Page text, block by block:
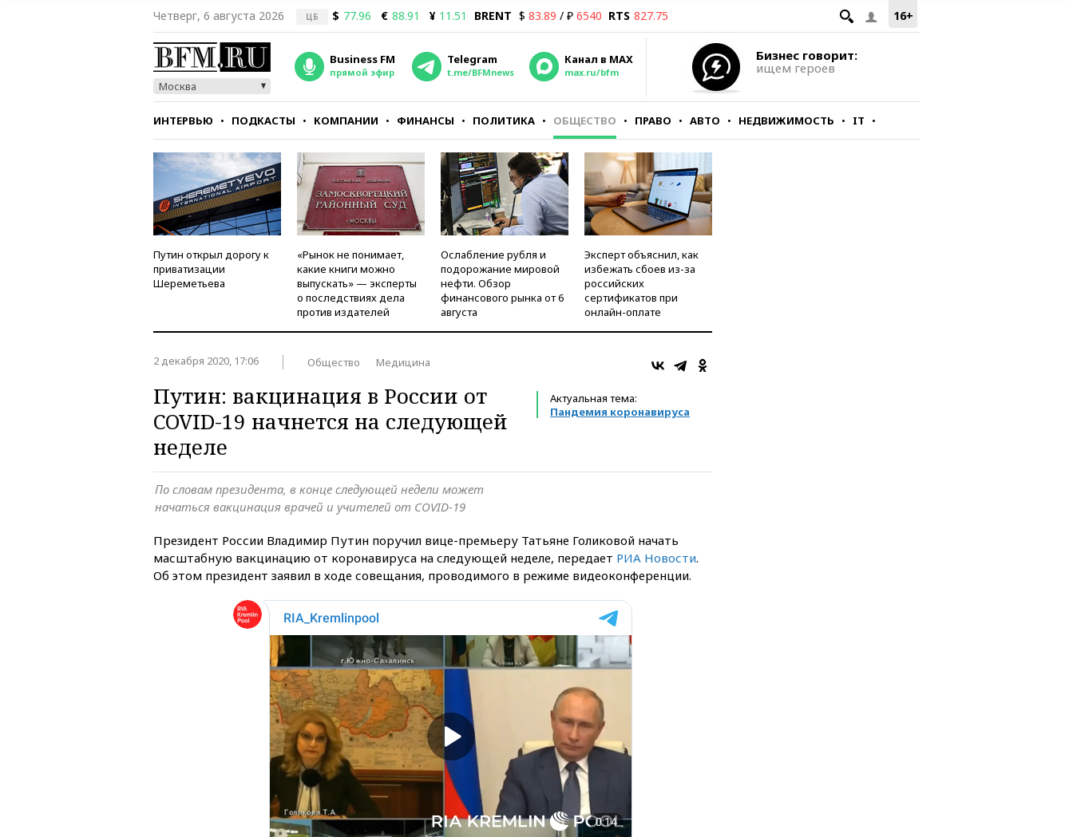
16+
Четверг, 6 августа 2026 ЦБ $ 77.96 € 88.91 ¥ 11.51 BRENT $ 83.89 / ₽ 6540 RTS 827.75
Москва
Business FM
прямой эфир
Telegram
t.me/BFMnews
Канал в MAX
max.ru/bfm
Бизнес говорит:
ищем героев
ИНТЕРВЬЮ ПОДКАСТЫ КОМПАНИИ ФИНАНСЫ ПОЛИТИКА ОБЩЕСТВО ПРАВО АВТО НЕДВИЖИМОСТЬ IT
СТИЛЬ ТЕСТЫ
Путин открыл дорогу к
приватизации
Шереметьева
«Рынок не понимает,
какие книги можно
выпускать» — эксперты
о последствиях дела
против издателей
Ослабление рубля и
подорожание мировой
нефти. Обзор
финансового рынка от 6
августа
Эксперт объяснил, как
избежать сбоев из-за
российских
сертификатов при
онлайн-оплате
2 декабря 2020, 17:06 Общество Медицина
Актуальная тема:
Пандемия коронавируса
Путин: вакцинация в России от
COVID-19 начнется на следующей
неделе
По словам президента, в конце следующей недели может
начаться вакцинация врачей и учителей от COVID-19
Президент России Владимир Путин поручил вице-премьеру Татьяне Голиковой начать
масштабную вакцинацию от коронавируса на следующей неделе, передает РИА Новости.
Об этом президент заявил в ходе совещания, проводимого в режиме видеоконференции.